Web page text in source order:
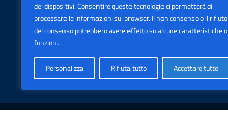
dei dispositivi. Consentire queste tecnologie ci permetterà di
processare le informazioni sui browser. Il non consenso o il rifiuto
del consenso potrebbero avere effetto su alcune caratteristiche o
funzioni.
Personalizza Rifiuta tutto Accettare tutto